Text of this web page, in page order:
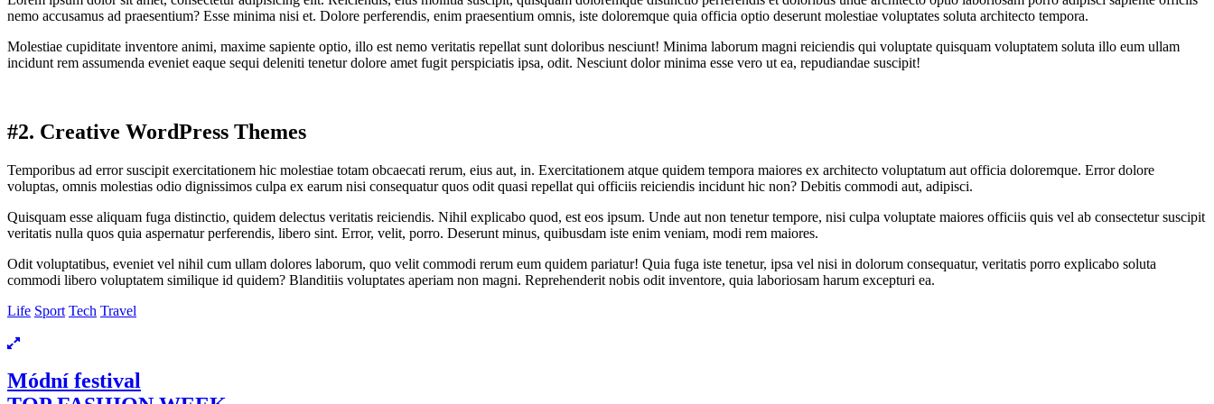
nemo accusamus ad praesentium? Esse minima nisi et. Dolore perferendis, enim praesentium omnis, iste doloremque quia officia optio deserunt molestiae voluptates soluta architecto tempora.
Molestiae cupiditate inventore animi, maxime sapiente optio, illo est nemo veritatis repellat sunt doloribus nesciunt! Minima laborum magni reiciendis qui voluptate quisquam voluptatem soluta illo eum ullam
incidunt rem assumenda eveniet eaque sequi deleniti tenetur dolore amet fugit perspiciatis ipsa, odit. Nesciunt dolor minima esse vero ut ea, repudiandae suscipit!
#2. Creative WordPress Themes
Temporibus ad error suscipit exercitationem hic molestiae totam obcaecati rerum, eius aut, in. Exercitationem atque quidem tempora maiores ex architecto voluptatum aut officia doloremque. Error dolore
voluptas, omnis molestias odio dignissimos culpa ex earum nisi consequatur quos odit quasi repellat qui officiis reiciendis incidunt hic non? Debitis commodi aut, adipisci.
Quisquam esse aliquam fuga distinctio, quidem delectus veritatis reiciendis. Nihil explicabo quod, est eos ipsum. Unde aut non tenetur tempore, nisi culpa voluptate maiores officiis quis vel ab consectetur suscipit
veritatis nulla quos quia aspernatur perferendis, libero sint. Error, velit, porro. Deserunt minus, quibusdam iste enim veniam, modi rem maiores.
Odit voluptatibus, eveniet vel nihil cum ullam dolores laborum, quo velit commodi rerum eum quidem pariatur! Quia fuga iste tenetur, ipsa vel nisi in dolorum consequatur, veritatis porro explicabo soluta
commodi libero voluptatem similique id quidem? Blanditiis voluptates aperiam non magni. Reprehenderit nobis odit inventore, quia laboriosam harum excepturi ea.
Life Sport Tech Travel
Módní festival